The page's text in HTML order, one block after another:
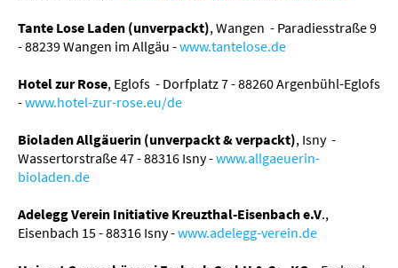
Tante Lose Laden (unverpackt), Wangen - Paradiesstraße 9
- 88239 Wangen im Allgäu -www.tantelose.de
Hotel zur Rose, Eglofs - Dorfplatz 7 - 88260 Argenbühl-Eglofs
-www.hotel-zur-rose.eu/de
Bioladen Allgäuerin (unverpackt & verpackt), Isny -
Wassertorstraße 47 - 88316 Isny -www.allgaeuerin-
bioladen.de
Adelegg Verein Initiative Kreuzthal-Eisenbach e.V.,
Eisenbach 15 - 88316 Isny -www.adelegg-verein.de